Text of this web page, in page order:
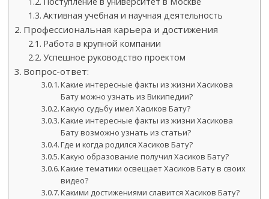
Активная учебная и научная деятельность
Профессиональная карьера и достижения
Работа в крупной компании
Успешное руководство проектом
Вопрос-ответ:
Какие интересные факты из жизни Хасикова
Бату можно узнать из Википедии?
Какую судьбу имел Хасиков Бату?
Какие интересные факты из жизни Хасикова
Бату возможно узнать из статьи?
Где и когда родился Хасиков Бату?
Какую образование получил Хасиков Бату?
Какие тематики освещает Хасиков Бату в своих
видео?
Какими достижениями славится Хасиков Бату?